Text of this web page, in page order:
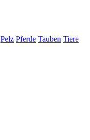
Pelz Pferde Tauben Tiere